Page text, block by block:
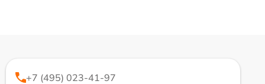
+7 (495) 023-41-97